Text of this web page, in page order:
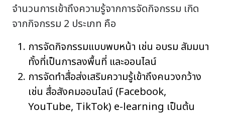
จำนวนการเข้าถึงความรู้จากการจัดกิจกรรม เกิด
จากกิจกรรม 2 ประเภท คือ
การจัดกิจกรรมแบบพบหน้า เช่น อบรม สัมมนา
ทั้งที่เป็นการลงพื้นที่ และออนไลน์
การจัดทำสื่อส่งเสริมความรู้เข้าถึงคนวงกว้าง
เช่น สื่อสังคมออนไลน์ (Facebook,
YouTube, TikTok) e-learning เป็นต้น